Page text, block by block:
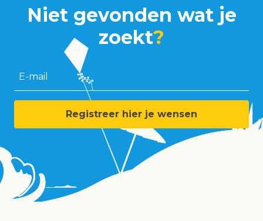
Niet gevonden wat je
zoekt?
E-mail
Registreer hier je wensen